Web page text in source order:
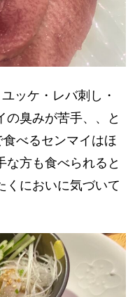
ッケ・レバ刺し・
の臭みが苦手、、と
べるセンマイはほ
な方も食べられると
くにおいに気づいて